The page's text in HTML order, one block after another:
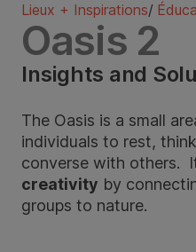
Lieux + Inspirations/
Oasis 2
Insights and
The Oasis is a small
individuals to rest,
converse with others.
creativity by
groups to nature.